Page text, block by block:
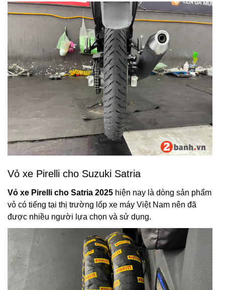
Vỏ xe Pirelli cho Suzuki Satria
Vỏ xe Pirelli cho Satria 2025 hiện nay là dòng sản phẩm
vỏ có tiếng tại thị trường lốp xe máy Việt Nam nên đã
được nhiều người lựa chọn và sử dụng.